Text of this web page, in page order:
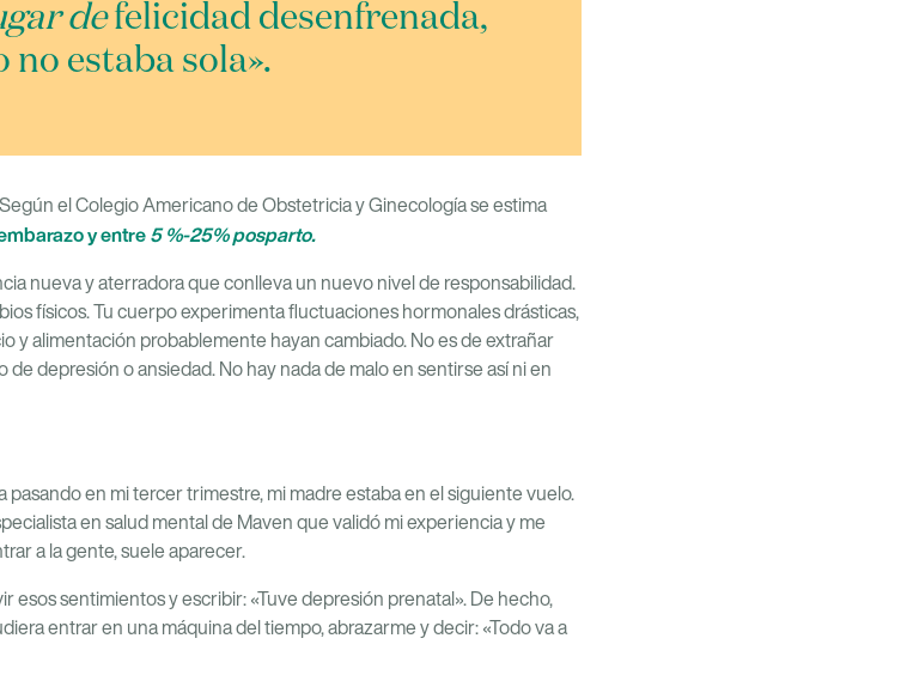
defelicidad desenfrenada,
no estaba sola».
el Colegio Americano de Obstetricia y Ginecología se estima
y entre5 %-25%posparto.
nueva y aterradora que conlleva un nuevo nivel de responsabilidad.
físicos. Tu cuerpo experimenta fluctuaciones hormonales drásticas,
y alimentación probablemente hayan cambiado. No es de extrañar
depresión o ansiedad. No hay nada de malo en sentirse así ni en
en mi tercer trimestre, mi madre estaba en el siguiente vuelo.
en salud mental de Maven que validó mi experiencia y me
a la gente, suele aparecer.
esos sentimientos y escribir: «Tuve depresión prenatal». De hecho,
entrar en una máquina del tiempo, abrazarme y decir: «Todo va a